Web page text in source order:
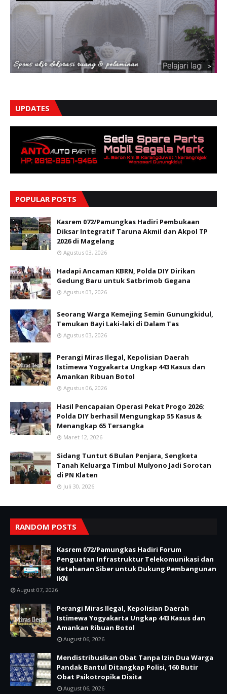
UPDATES
POPULAR POSTS
Kasrem 072/Pamungkas Hadiri Pembukaan
Diksar Integratif Taruna Akmil dan Akpol TP
2026 di Magelang
Agustus 03, 2026
Hadapi Ancaman KBRN, Polda DIY Dirikan
Gedung Baru untuk Satbrimob Gegana
Agustus 03, 2026
Seorang Warga Kemejing Semin Gunungkidul,
Temukan Bayi Laki-laki di Dalam Tas
Agustus 03, 2026
Perangi Miras Ilegal, Kepolisian Daerah
Istimewa Yogyakarta Ungkap 443 Kasus dan
Amankan Ribuan Botol
Agustus 06, 2026
Hasil Pencapaian Operasi Pekat Progo 2026;
Polda DIY berhasil Mengungkap 55 Kasus &
Menangkap 65 Tersangka
Maret 12, 2026
Sidang Tuntut 6 Bulan Penjara, Sengketa
Tanah Keluarga Timbul Mulyono Jadi Sorotan
di PN Klaten
Juli 30, 2026
RANDOM POSTS
Kasrem 072/Pamungkas Hadiri Forum
Penguatan Infrastruktur Telekomunikasi dan
Ketahanan Siber untuk Dukung Pembangunan
IKN
August 07, 2026
Perangi Miras Ilegal, Kepolisian Daerah
Istimewa Yogyakarta Ungkap 443 Kasus dan
Amankan Ribuan Botol
August 06, 2026
Mendistribusikan Obat Tanpa Izin Dua Warga
Pandak Bantul Ditangkap Polisi, 160 Butir
Obat Psikotropika Disita
August 06, 2026